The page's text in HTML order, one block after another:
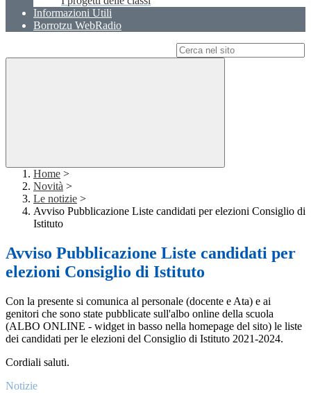
Informazioni Utili
Borrotzu WebRadio
Home >
Novità >
Le notizie >
Avviso Pubblicazione Liste candidati per elezioni Consiglio di
Istituto
Avviso Pubblicazione Liste candidati per
elezioni Consiglio di Istituto
Con la presente si comunica al personale (docente e Ata) e ai
genitori che sono state pubblicate sull'albo online della scuola
(ALBO ONLINE - widget in basso nella homepage del sito) le liste
dei candidati per le elezioni del Consiglio di Istituto 2021-2024.
Cordiali saluti.
Notizie